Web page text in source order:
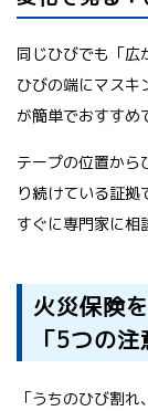
同じひびでも「広
ひびの端にマス
が簡単でおすすめ
テープの位置から
り続けている証拠
すぐに専門家に相
火災保険
「5つの注
「うちのひび割